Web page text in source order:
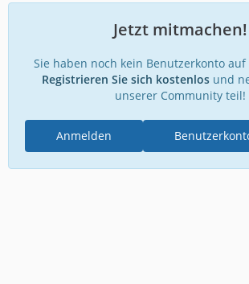
Jetzt mitmachen!
Sie haben noch kein Benutzerkonto auf
Registrieren Sie sich kostenlosund
unserer Community teil!
Anmelden